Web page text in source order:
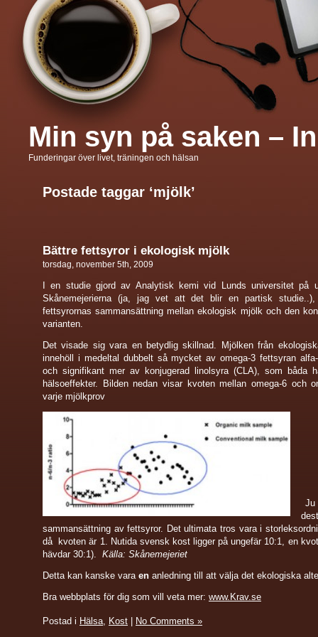
Min syn på saken –
Funderingar över livet, träningen och hälsan
Postade taggar ‘mjölk’
Bättre fettsyror i ekologisk mjölk
torsdag, november 5th, 2009
I en studie gjord av Analytisk kemi vid Lunds universitet på
Skånemejerierna (ja, jag vet att det blir en partisk studie..),
fettsyrornas sammansättning mellan ekologisk mjölk och den
varianten.
Det visade sig vara en betydlig skillnad. Mjölken från
innehöll i medeltal dubbelt så mycket av omega-3 fettsyran
och signifikant mer av konjugerad linolsyra (CLA), som båda
hälsoeffekter. Bilden nedan visar kvoten mellan omega-6 och
varje mjölkprov
Ju
sammansättning av fettsyror. Det ultimata tros vara i
då kvoten är 1. Nutida svensk kost ligger på ungefär 10:1, en
hävdar 30:1). Källa: Skånemejeriet
Detta kan kanske vara en anledning till att välja det ekologiska
Bra webbplats för dig som vill veta mer: www.Krav.se
Postad i Hälsa, Kost No Comments »